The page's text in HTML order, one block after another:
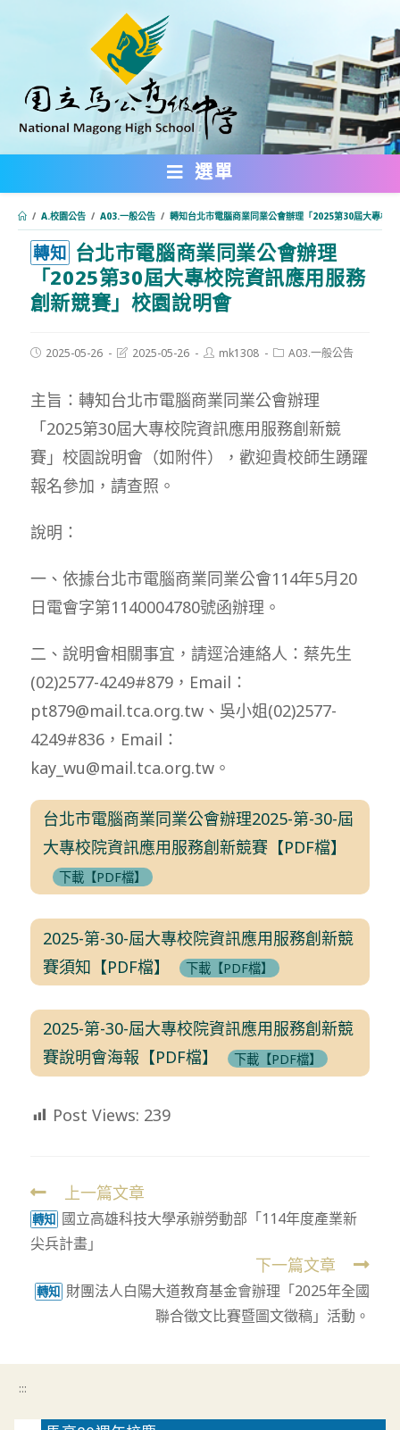
內
選單
/ A.校園公告 / A03.一般公告 / 轉知台北市電腦商業同業公會辦理「2025第30屆大專校
轉知 台北市電腦商業同業公會辦理
「2025第30屆大專校院資訊應用服務
創新競賽」校園說明會
Post2025-05-26
Post2025-05-26
Postmk1308
PostA03.一般公告
主旨：轉知台北市電腦商業同業公會辦理
「2025第30屆大專校院資訊應用服務創新競
賽」校園說明會（如附件），歡迎貴校師生踴躍
報名參加，請查照。
說明：
一、依據台北市電腦商業同業公會114年5月20
日電會字第1140004780號函辦理。
二、說明會相關事宜，請逕洽連絡人：蔡先生
(02)2577-4249#879，Email：
pt879@mail.tca.org.tw、吳小姐(02)2577-
4249#836，Email：
kay_wu@mail.tca.org.tw。
台北市電腦商業同業公會辦理2025-第-30-屆
大專校院資訊應用服務創新競賽【PDF檔】
下載【PDF檔】
2025-第-30-屆大專校院資訊應用服務創新競
賽須知【PDF檔】
下載【PDF檔】
2025-第-30-屆大專校院資訊應用服務創新競
賽說明會海報【PDF檔】
下載【PDF檔】
Post Views: 239
Read
more
articles
上一篇文章
轉知 國立高雄科技大學承辦勞動部「114年度產業新
尖兵計畫」
下一篇文章
轉知 財團法人白陽大道教育基金會辦理「2025年全國
聯合徵文比賽暨圖文徵稿」活動。
:::